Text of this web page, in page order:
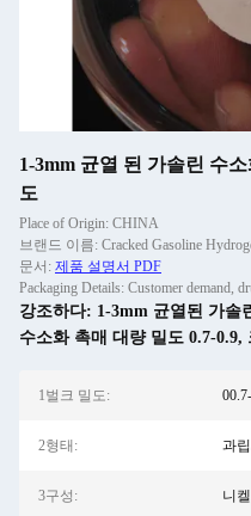
1-3mm 균열 된 가솔린 수
도
Place of Origin: CHINA
브랜드 이름: Cracked Gasoline
문서: 제품 설명서 PDF
Packaging Details: Customer demand,
강조하다: 1-3mm 균열된 가솔
수소화 촉매 대량 밀도 0.7-0.9,
1벌크 밀도:
2형태: 과
3구성: 니